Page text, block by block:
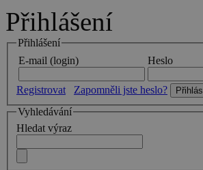
Přihlášení
Přihlášení
E-mail (login)
Heslo
Registrovat
Zapomněli jste heslo?
Vyhledávání
Hledat výraz